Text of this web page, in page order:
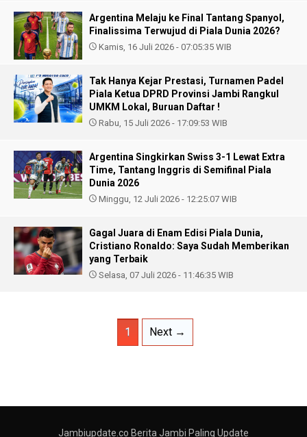
Argentina Melaju ke Final Tantang Spanyol,
Finalissima Terwujud di Piala Dunia 2026?
Kamis, 16 Juli 2026 - 07:05:35 WIB
Tak Hanya Kejar Prestasi, Turnamen Padel
Piala Ketua DPRD Provinsi Jambi Rangkul
UMKM Lokal, Buruan Daftar !
Rabu, 15 Juli 2026 - 17:09:53 WIB
Argentina Singkirkan Swiss 3-1 Lewat Extra
Time, Tantang Inggris di Semifinal Piala
Dunia 2026
Minggu, 12 Juli 2026 - 12:25:07 WIB
Gagal Juara di Enam Edisi Piala Dunia,
Cristiano Ronaldo: Saya Sudah Memberikan
yang Terbaik
Selasa, 07 Juli 2026 - 11:46:35 WIB
1 Next →
Jambiupdate.co Berita Jambi Paling Update